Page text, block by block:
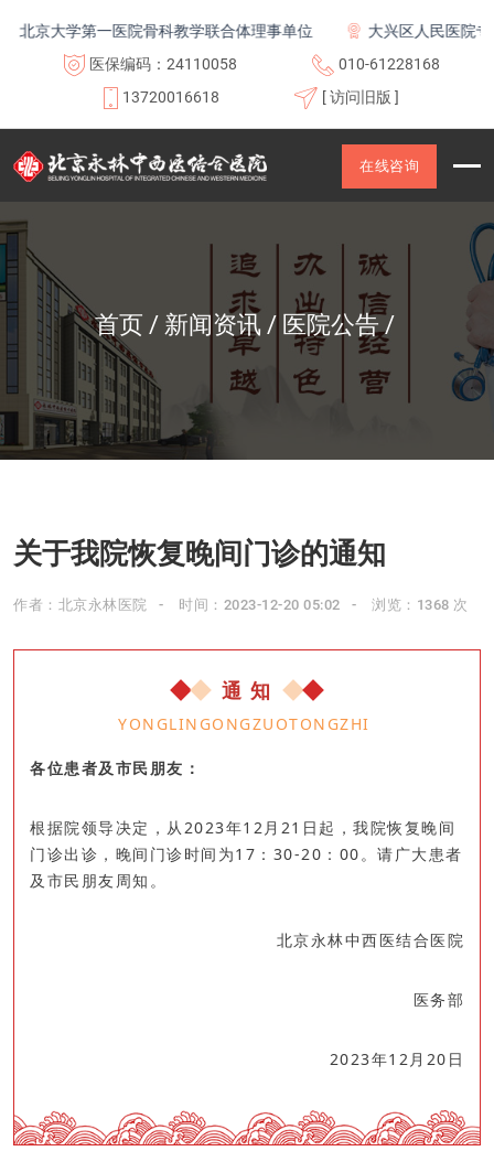
京大学第一医院骨科教学联合体理事单位
大兴区人民医院专科
医保编码：24110058
010-61228168
13720016618
[ 访问旧版 ]
在线咨询
首页 新闻资讯 医院公告
关于我院恢复晚间门诊的通知
作者：北京永林医院 时间：2023-12-20 05:02 浏览：1368 次
通 知
YONGLINGONGZUOTONGZHI
各位患者及市民朋友：
根据院领导决定，从2023年12月21日起，我院恢复晚间
门诊出诊，晚间门诊时间为17：30-20：00。请广大患者
及市民朋友周知。
北京永林中西医结合医院
医务部
2023年12月20日